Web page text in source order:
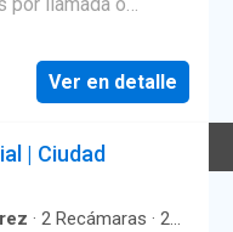
Ver en detalle
| Ciudad
· 2 Recámaras · 2